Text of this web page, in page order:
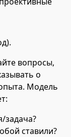
вопросы,
о
Модель
задача?
ставили?